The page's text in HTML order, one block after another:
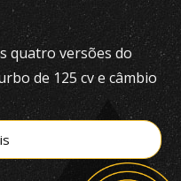
quatro versões do
de 125 cv e câmbio